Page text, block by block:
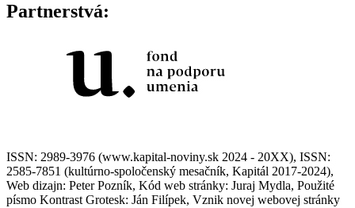
Partnerstvá:
ISSN: 2989-3976 (www.kapital-noviny.sk 2024 - 20XX), ISSN:
2585-7851 (kultúrno-spoločenský mesačník, Kapitál 2017-2024),
Web dizajn: Peter Pozník, Kód web stránky: Juraj Mydla, Použité
písmo Kontrast Grotesk: Ján Filípek, Vznik novej webovej stránky